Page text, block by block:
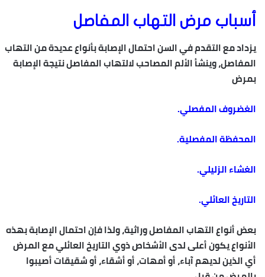
أسباب مرض التهاب المفاصل
يزداد مع التقدم في السن احتمال الإصابة بأنواع عديدة من التهاب
المفاصل، وينشأ الألم المصاحب لالتهاب المفاصل نتيجة الإصابة
بمرض
الغضروف المفصلي.
المحفظة المفصلية.
الغشاء الزليلي.
التاريخ العائلي.
بعض أنواع التهاب المفاصل وراثية، ولذا فإن احتمال الإصابة بهذه
الأنواع يكون أعلى لدى الأشخاص ذوي التاريخ العائلي مع المرض
أي الذين لديهم آباء، أو أمهات، أو أشقاء، أو شقيقات أصيبوا